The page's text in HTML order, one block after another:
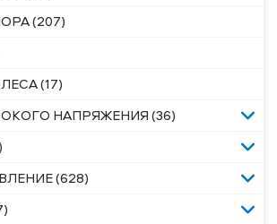
(207)
(17)
НАПРЯЖЕНИЯ (36)
(628)